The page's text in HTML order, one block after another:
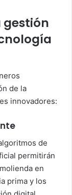
gestión
de la
innovadores:
de
permitirán
en
prima y los